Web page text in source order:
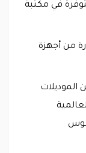
في مكتبة
من أجهزة